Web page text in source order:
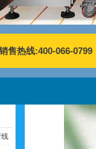
售热线:400-066-0799